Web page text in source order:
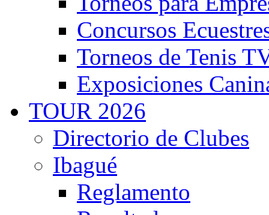
Concursos
Torneos de Tenis
Exposiciones
TOUR 2026
Directorio de Clubes
Ibagué
Reglamento